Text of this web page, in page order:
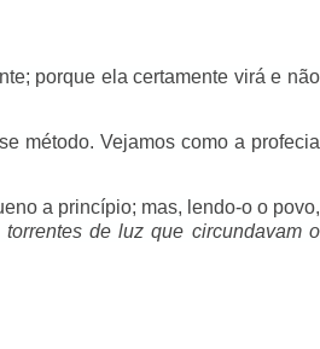
porque ela certamente virá e não
método. Vejamos como a profecia
a princípio; mas, lendo-o o povo,
de luz que circundavam o